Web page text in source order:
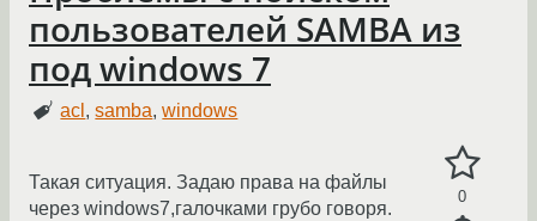
пользователей SAMBA из
под windows 7
acl ,samba,windows
0
Такая ситуация. Задаю права на файлы
через windows7,галочками грубо говоря.